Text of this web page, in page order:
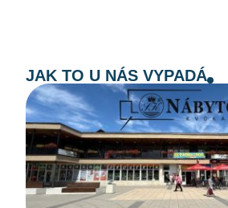
JAK TO U NÁS VYPADÁ